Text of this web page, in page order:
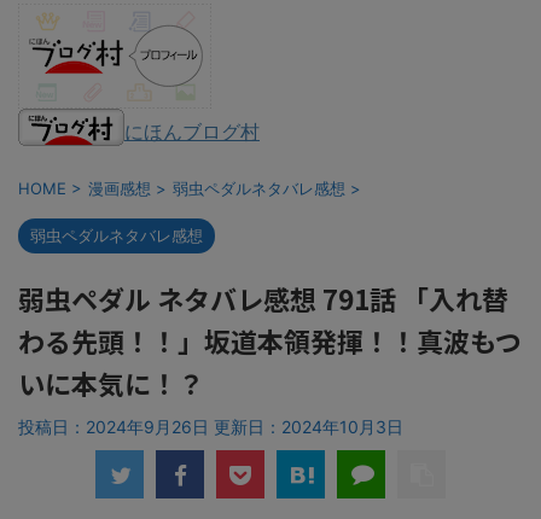
にほんブログ村
HOME > 漫画感想 > 弱虫ペダルネタバレ感想 >
弱虫ペダルネタバレ感想
弱虫ペダル ネタバレ感想 791話 「入れ替
わる先頭！！」坂道本領発揮！！真波もつ
いに本気に！？
投稿日：2024年9月26日 更新日： 2024年10月3日